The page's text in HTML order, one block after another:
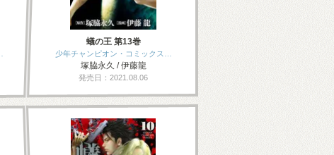
蟻の王 第13巻
少年チャンピオン・コミックス…
塚脇永久 / 伊藤龍
発売日：2021.08.06